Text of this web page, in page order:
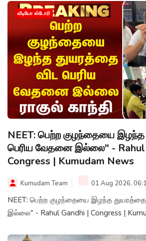
வீடியோ ஸ்டோரி
NEET: பெற்ற குழந்தையை
பெரிய வேதனை இல்லை" - Rahul
Congress | Kumudam News
Kumudam Team 01 Aug 2026,
NEET: பெற்ற குழந்தையை இழந்த
இல்லை" - Rahul Gandhi | Congress |